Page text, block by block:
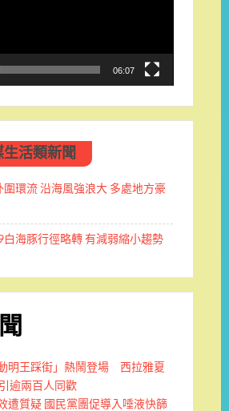
06:07
活類新聞
環流 沿海風強浪大 多處地方豪
海豚行徑略轉 有減弱縮小趨勢
明王踩街」熱鬧登場 西拉雅夏
逾兩百人同歡
遭質疑 國民黨團促導入唾液快篩